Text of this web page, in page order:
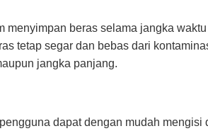
menyimpan beras selama jangka waktu
tetap segar dan bebas dari
jangka panjang.
dapat dengan mudah mengisi